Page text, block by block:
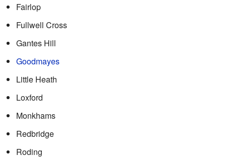
Fairlop
Fullwell Cross
Gantes Hill
Goodmayes
Little Heath
Loxford
Monkhams
Redbridge
Roding